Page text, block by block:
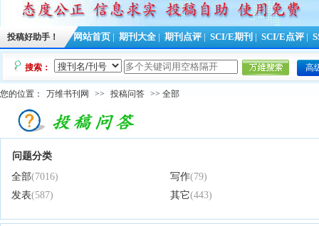
投稿好助手！ 网站首页 期刊大全 期刊点评 SCI/E期刊 SCI/E点评
搜索： 高
您的位置： 万维书刊网 >> 投稿问答 >> 全部
问题分类
全部(7016) 写作(79)
发表(587) 其它(443)